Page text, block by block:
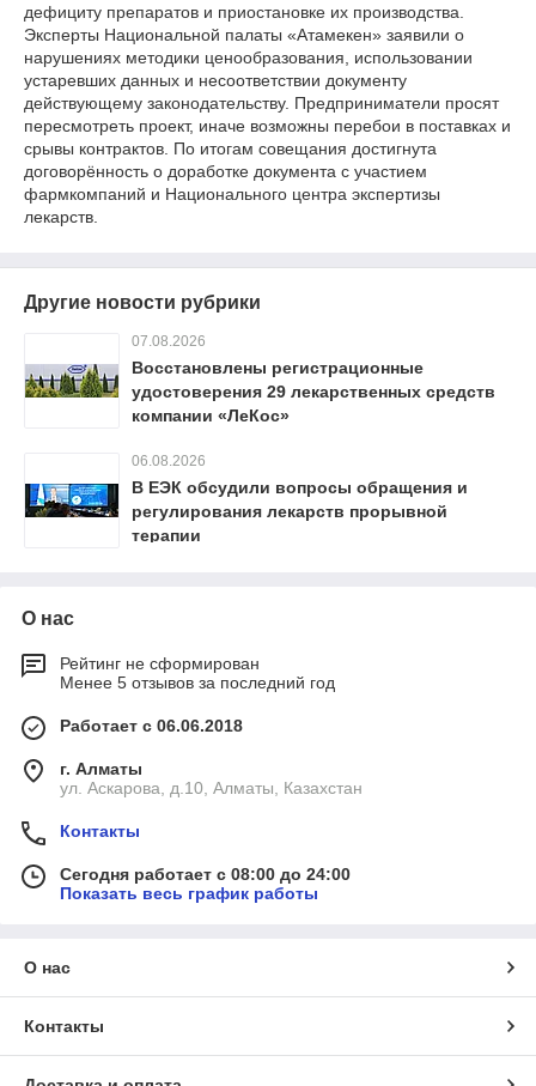
дефициту препаратов и приостановке их производства.
Эксперты Национальной палаты «Атамекен» заявили о
нарушениях методики ценообразования, использовании
устаревших данных и несоответствии документу
действующему законодательству. Предприниматели просят
пересмотреть проект, иначе возможны перебои в поставках и
срывы контрактов. По итогам совещания достигнута
договорённость о доработке документа с участием
фармкомпаний и Национального центра экспертизы
лекарств.
Другие новости рубрики
07.08.2026
Восстановлены регистрационные
удостоверения 29 лекарственных средств
компании «ЛеКос»
06.08.2026
В ЕЭК обсудили вопросы обращения и
регулирования лекарств прорывной
терапии
О нас
Рейтинг не сформирован
Менее 5 отзывов за последний год
Работает с 06.06.2018
г. Алматы
ул. Аскарова, д.10, Алматы, Казахстан
Контакты
Сегодня работает с 08:00 до 24:00
Показать весь график работы
О нас
Контакты